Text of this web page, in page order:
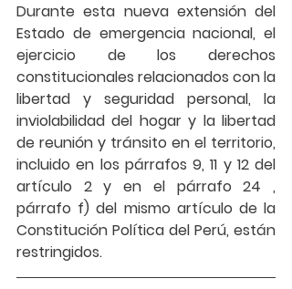
Durante esta nueva extensión del
Estado de emergencia nacional, el
ejercicio de los derechos
constitucionales relacionados con la
libertad y seguridad personal, la
inviolabilidad del hogar y la libertad
de reunión y tránsito en el territorio,
incluido en los párrafos 9, 11 y 12 del
artículo 2 y en el párrafo 24 ,
párrafo f) del mismo artículo de la
Constitución Política del Perú, están
restringidos.